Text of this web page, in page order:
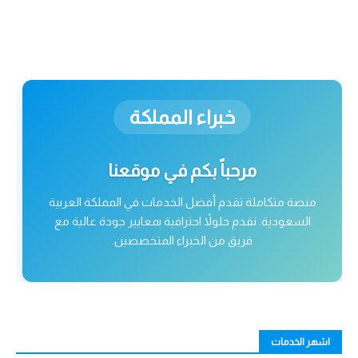
خبراء المملكة
مرحباً بكم في موقعنا
منصة متكاملة تقدم أفضل الخدمات في المملكة العربية
السعودية. نقدم حلولاً احترافية بمعايير جودة عالية مع
فريق من الخبراء المتخصصين.
اشهر الخدمات